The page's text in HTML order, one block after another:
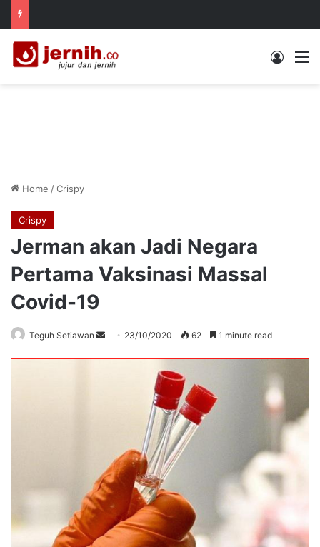
Log In
Home /Crispy
Crispy
Jerman akan Jadi Negara
Pertama Vaksinasi Massal
Covid-19
Teguh Setiawan
Send 23/10/2020 62 1 minute read